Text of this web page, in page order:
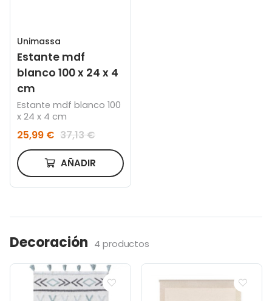
Unimassa
Estante mdf
blanco 100 x 24 x 4
cm
Estante mdf blanco 100
x 24 x 4 cm
25,99 € 37,13 €
AÑADIR
Decoración 4 productos